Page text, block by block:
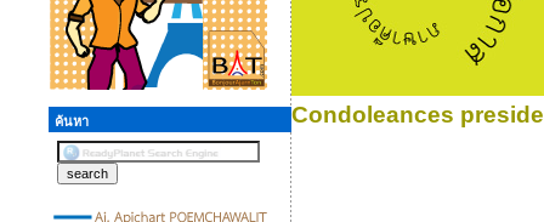
ค้นหา Condoleances